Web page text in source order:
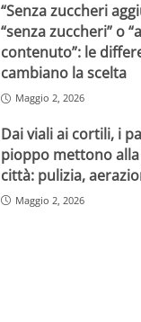
“Senza zuccheri
“senza zuccheri” o
contenuto”: le
cambiano la scelta
Maggio 2, 2026
Dai viali ai cortili, i
pioppo mettono
città: pulizia,
Maggio 2, 2026